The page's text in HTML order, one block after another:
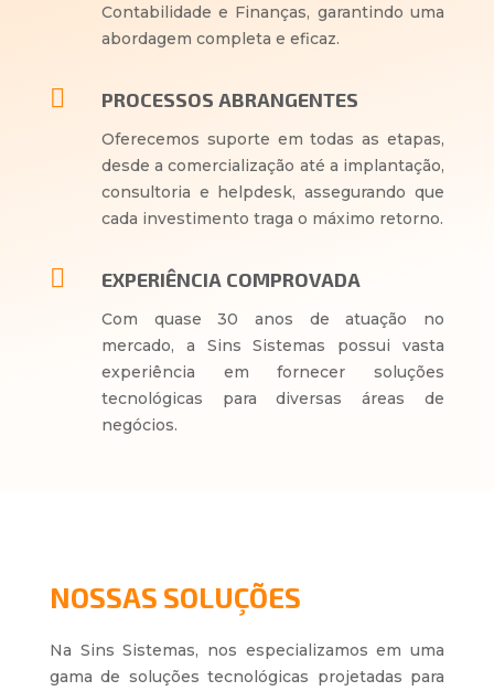
Contabilidade e Finanças, garantindo uma
abordagem completa e eficaz.
 PROCESSOS ABRANGENTES
Oferecemos suporte em todas as etapas,
desde a comercialização até a implantação,
consultoria e helpdesk, assegurando que
cada investimento traga o máximo retorno.
 EXPERIÊNCIA COMPROVADA
Com quase 30 anos de atuação no
mercado, a Sins Sistemas possui vasta
experiência em fornecer soluções
tecnológicas para diversas áreas de
negócios.
NOSSAS SOLUÇÕES
Na Sins Sistemas, nos especializamos em uma
gama de soluções tecnológicas projetadas para